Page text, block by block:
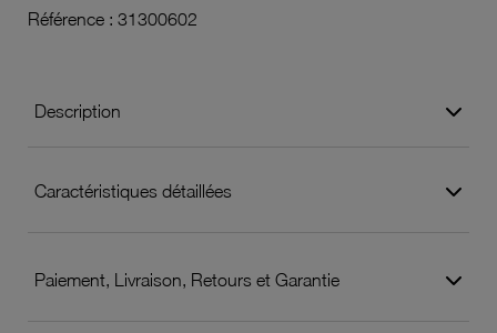
Référence : 31300602
Description
Caractéristiques détaillées
Paiement, Livraison, Retours et Garantie